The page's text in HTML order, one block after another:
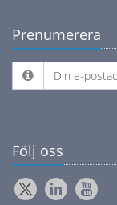
Prenumerera
Följ oss